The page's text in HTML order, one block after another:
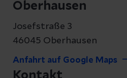
Oberhausen
Josefstraße 3
46045 Oberhausen
Anfahrt auf Google Maps
Kontakt